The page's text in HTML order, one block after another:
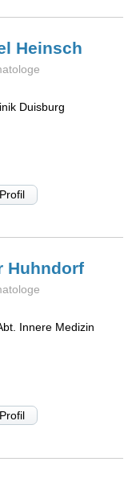
Heinsch
Duisburg
Huhndorf
Innere Medizin